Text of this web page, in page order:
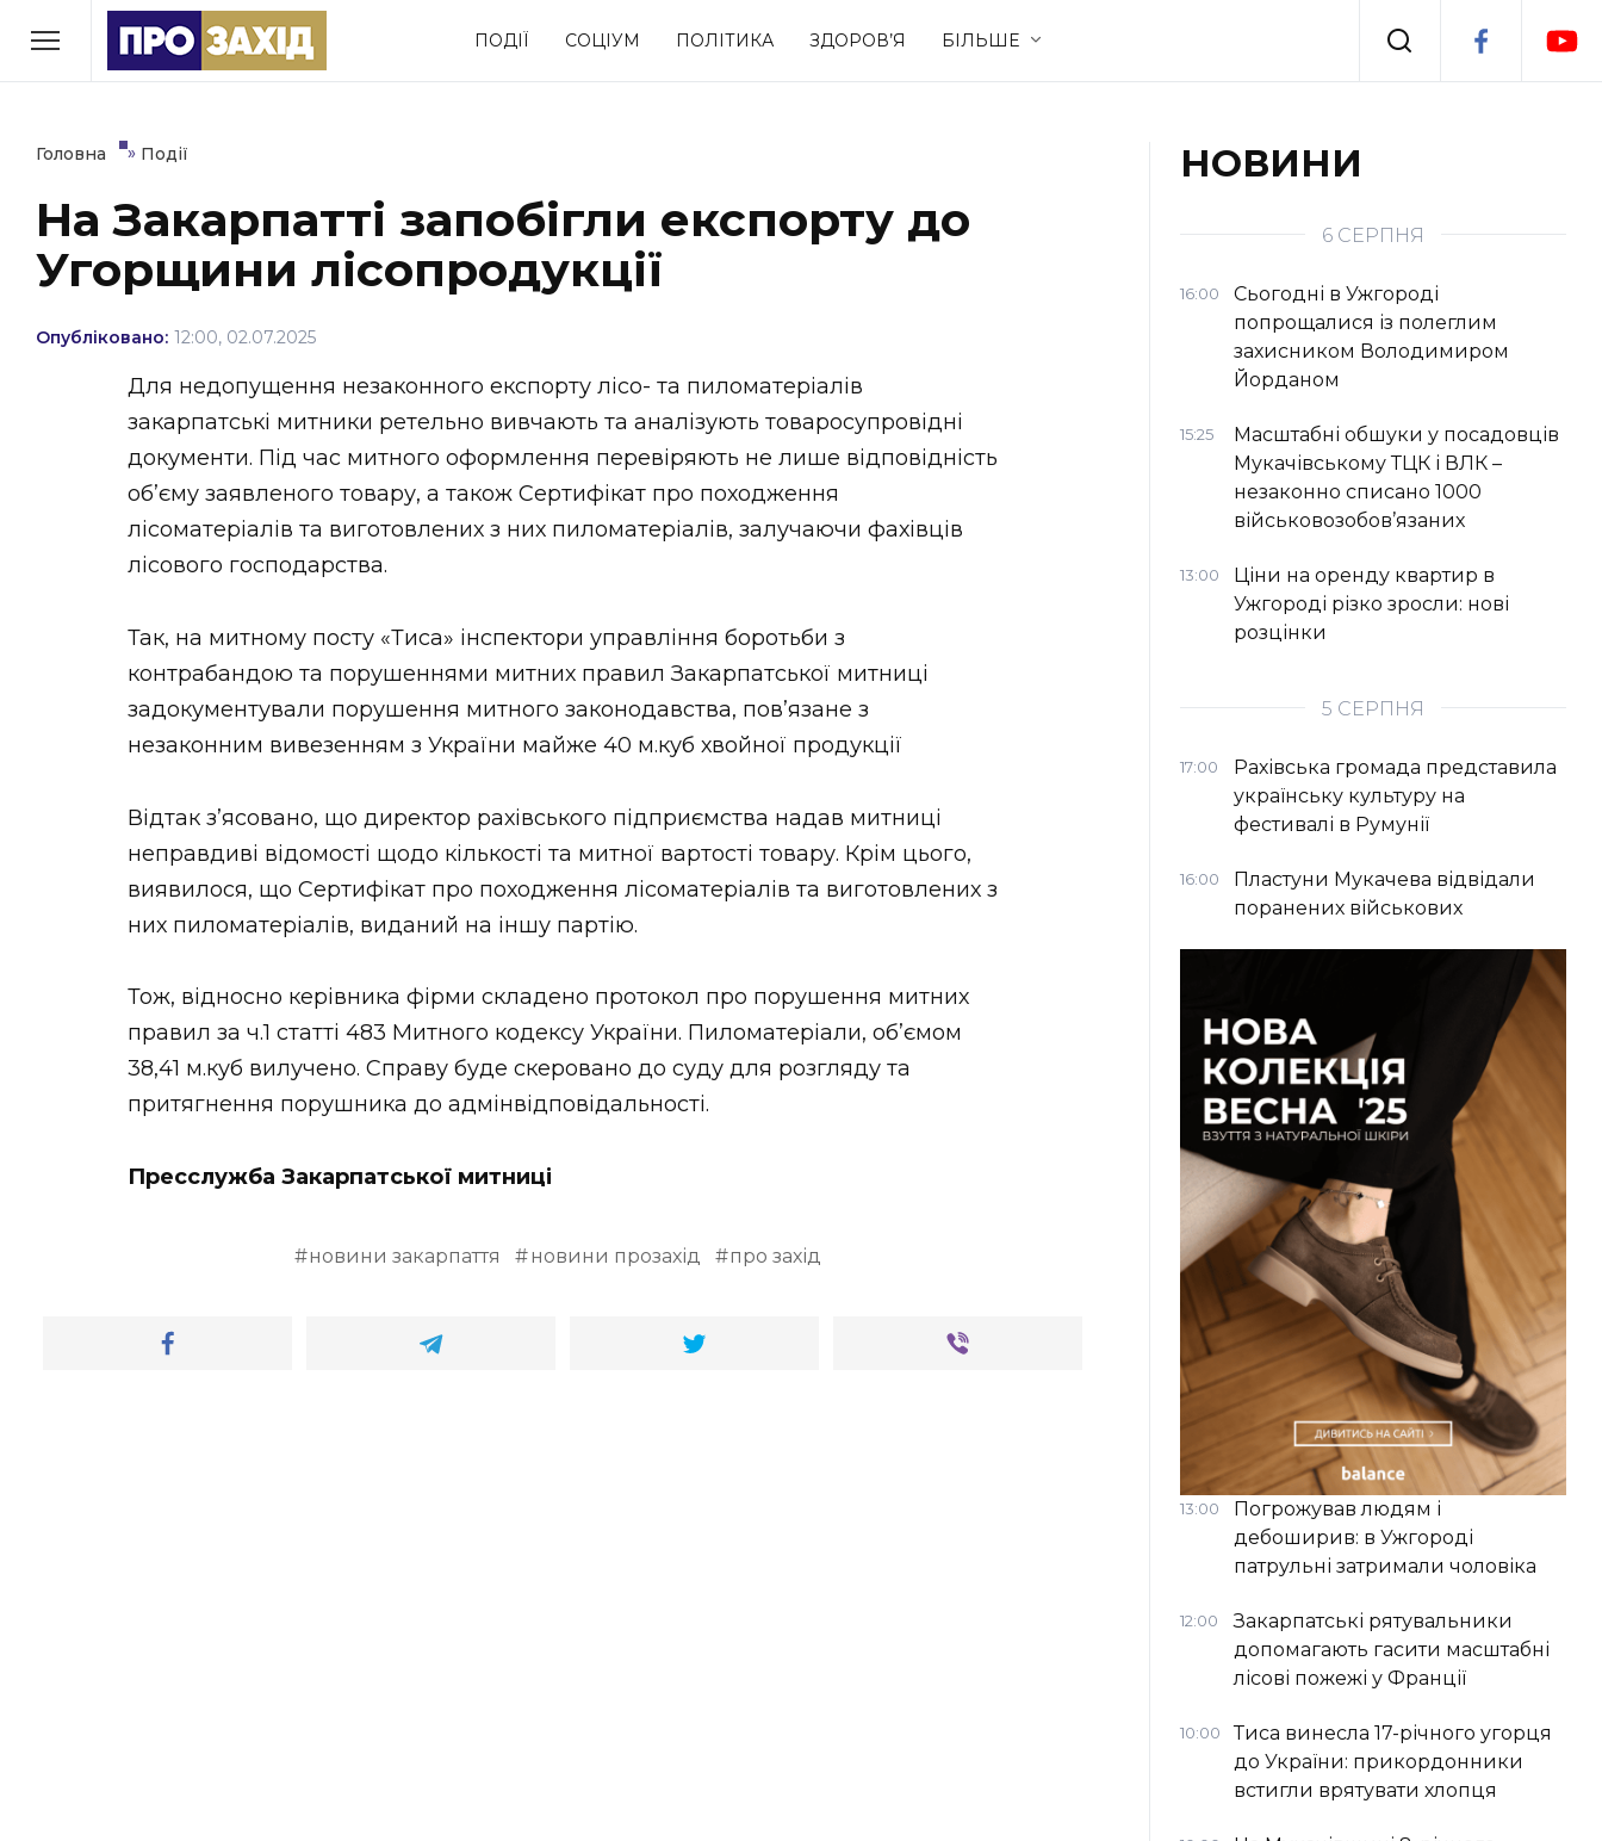
ПОДІЇ СОЦІУМ ПОЛІТИКА ЗДОРОВ’Я БІЛЬШЕ
РУБРИКИ
Економіка Події
Політика Соціум Спорт Стиль життя
Втрачений Ужгород
(відеоверсія)
ЗАКАРПАТСЬКІ НОВИНИ
НОВИНИ ЗАХІДНОЇ УКРАЇНИ
ФОТО
ВІДЕО
Головна » Події
На Закарпатті запобігли експорту до
Угорщини лісопродукції
Опубліковано: 12:00, 02.07.2025
Для недопущення незаконного експорту лісо- та пиломатеріалів
закарпатські митники ретельно вивчають та аналізують товаросупровідні
документи. Під час митного оформлення перевіряють не лише відповідність
об’єму заявленого товару, а також Сертифікат про походження
лісоматеріалів та виготовлених з них пиломатеріалів, залучаючи фахівців
лісового господарства.
Так, на митному посту «Тиса» інспектори управління боротьби з
контрабандою та порушеннями митних правил Закарпатської митниці
задокументували порушення митного законодавства, пов’язане з
незаконним вивезенням з України майже 40 м.куб хвойної продукції
Відтак з’ясовано, що директор рахівського підприємства надав митниці
неправдиві відомості щодо кількості та митної вартості товару. Крім цього,
виявилося, що Сертифікат про походження лісоматеріалів та виготовлених з
них пиломатеріалів, виданий на іншу партію.
Тож, відносно керівника фірми складено протокол про порушення митних
правил за ч.1 статті 483 Митного кодексу України. Пиломатеріали, об’ємом
38,41 м.куб вилучено. Справу буде скеровано до суду для розгляду та
притягнення порушника до адмінвідповідальності.
Пресслужба Закарпатської митниці
новини закарпаття новини прозахід про захід
НОВИНИ
6 СЕРПНЯ
16:00
Сьогодні в Ужгороді
попрощалися із полеглим
захисником Володимиром
Йорданом
15:25
Масштабні обшуки у посадовців
Мукачівському ТЦК і ВЛК –
незаконно списано 1000
військовозобов’язаних
13:00
Ціни на оренду квартир в
Ужгороді різко зросли: нові
розцінки
5 СЕРПНЯ
17:00
Рахівська громада представила
українську культуру на
фестивалі в Румунії
16:00
Пластуни Мукачева відвідали
поранених військових
13:00
Погрожував людям і
дебоширив: в Ужгороді
патрульні затримали чоловіка
12:00
Закарпатські рятувальники
допомагають гасити масштабні
лісові пожежі у Франції
10:00
Тиса винесла 17-річного угорця
до України: прикордонники
встигли врятувати хлопця